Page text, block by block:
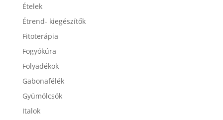
Ételek
Étrend- kiegészítők
Fitoterápia
Fogyókúra
Folyadékok
Gabonafélék
Gyümölcsök
Italok